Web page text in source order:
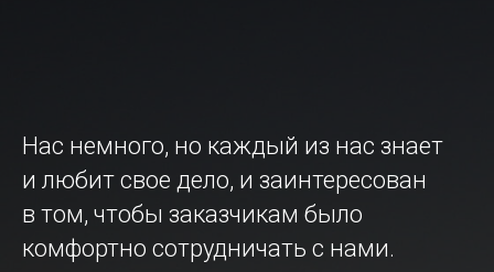
Нас немного, но каждый из нас знает
и любит свое дело, и заинтересован
в том, чтобы заказчикам было
комфортно сотрудничать с нами.